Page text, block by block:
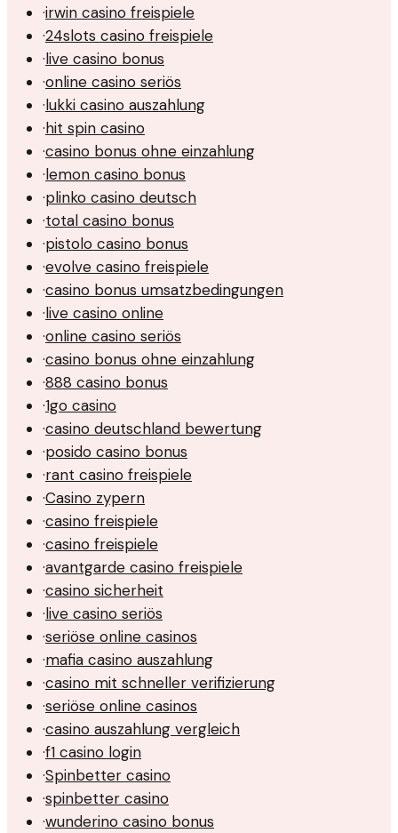
·irwin casino freispiele
·24slots casino freispiele
·live casino bonus
·online casino seriös
·lukki casino auszahlung
·hit spin casino
·casino bonus ohne einzahlung
·lemon casino bonus
·plinko casino deutsch
·total casino bonus
·pistolo casino bonus
·evolve casino freispiele
·casino bonus umsatzbedingungen
·live casino online
·online casino seriös
·casino bonus ohne einzahlung
·888 casino bonus
·1go casino
·casino deutschland bewertung
·posido casino bonus
·rant casino freispiele
·Casino zypern
·casino freispiele
·casino freispiele
·avantgarde casino freispiele
·casino sicherheit
·live casino seriös
·seriöse online casinos
·mafia casino auszahlung
·casino mit schneller verifizierung
·seriöse online casinos
·casino auszahlung vergleich
·f1 casino login
·Spinbetter casino
·spinbetter casino
·wunderino casino bonus